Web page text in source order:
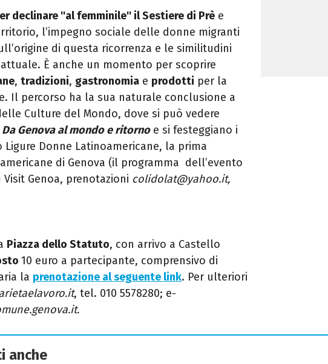
declinare ''al femminile'' il Sestiere di Prè e
l’impegno sociale delle donne migranti
di questa ricorrenza e le similitudini
È anche un momento per scoprire
, tradizioni, gastronomia e prodotti per la
Il percorso ha la sua naturale conclusione a
Culture del Mondo, dove si può vedere
Da Genova al mondo e ritornoe si festeggiano i
Donne Latinoamericane, la prima
di Genova (il programma dell’evento
Visit Genoa, prenotazioni colidolat@yahoo.it,
Piazza dello Statuto, con arrivo a Castello
10 euro a partecipante, comprensivo di
la prenotazione al seguente link. Per ulteriori
, tel. 010 5578280; e-
anche